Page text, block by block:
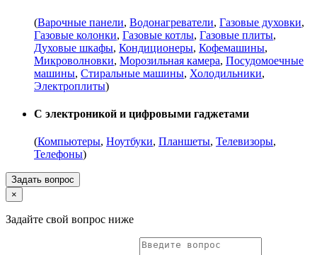
(Варочные панели, Водонагреватели, Газовые духовки,
Газовые колонки, Газовые котлы, Газовые плиты,
Духовые шкафы, Кондиционеры, Кофемашины,
Микроволновки, Морозильная камера, Посудомоечные
машины, Стиральные машины, Холодильники,
Электроплиты)
С электроникой и цифровыми гаджетами
(Компьютеры, Ноутбуки, Планшеты, Телевизоры,
Телефоны)
Задать вопрос
×
Задайте свой вопрос ниже